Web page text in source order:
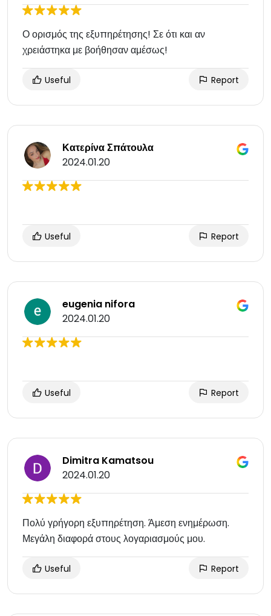
Ο ορισμός της εξυπηρέτησης! Σε ότι και αν
χρειάστηκα με βοήθησαν αμέσως!
Useful Report
Κατερίνα Σπάτουλα
2024.01.20
Useful Report
eugenia nifora
2024.01.20
Useful Report
Dimitra Kamatsou
2024.01.20
Πολύ γρήγορη εξυπηρέτηση. Άμεση ενημέρωση.
Μεγάλη διαφορά στους λογαριασμούς μου.
Useful Report